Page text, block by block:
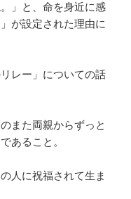
」と、命を身近に感
が設定された理由に
レー」についての話
また両親からずっと
あること。
人に祝福されて生ま